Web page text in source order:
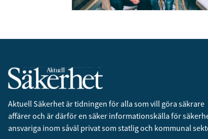
Aktuell Säkerhet är tidningen för alla som vill göra säkrare
affärer och är därför en säker informationskälla för
ansvariga inom såväl privat som statlig och kommunal